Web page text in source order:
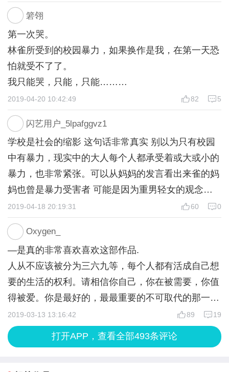
当然，我并不是没有想过反抗，给他们添堵。结果就
是操场的足球赛，我坐在草坪上，结果最后被硬挨了
一记足球，渍渍渍，那力道，这里就不说明了。
然后经常和他们反着来，一下课就去老师的办公室避
难（苦笑一下），老师也看不下去，说了好几次。当
然，不止老师看不下去，也有同学看不下去。厉害的
是当年有一位同学还把我给写在周记本（我们一周要
写一篇周记），说实话干的漂亮，貌似最后全班人都
喊着要搜查周记本，最后应该是搜不到了，所以也就
不了了之了。
相对于校园暴力，说真的我觉得还好，校园暴力+校
园冷暴力才是让人真正难受的，没有一个人可以帮
因可能这里也有一份（我有这个习惯）。可能是我习
惯了孤独吧（笑），自我移动自由的过。
可能以后在别人遇到困难的时候，我不一定会出来帮
助，会选择明哲保身，因为我们懂了太多，也受了太
多伤，更会选择保护自己。但是我想趁现在我还没收
太多伤，懂得还是太少的情况下，想在这里说一句，
尽量保护好每一个受到校园暴力的同学，保持好自己
的本心。这个世界，懂得了太多，也就失去了太多。
以上皆是我个人的观点，愿世间不再有校园暴力。
受到不公时，请坦然的微笑吧，自信大度的你真的很
美。真的，青春痘，雀斑，黑黄的肤色，不太精致的
普通五官，这些都没什么，它们只能决定你的皮囊，
却阻挡不了你美而强大的内心。相反，那些自以为颜
值很高，却对你们施以暴行的人，他们凶神恶煞、以
强欺弱、以多欺少的样子，丑极了。当你正处在人生
的“低谷”，你不该逃避，更不该心怀侥幸的想着马上
就过去了，时间是会过去，可是那段屈辱的经历不会
啊！或许，有一天你们分班了，你还是会成为别人茶
余饭后的谈资，依旧被嘲笑。还不如，勇敢的面对，
改变现状。欺软怕硬是人的惯性，你以为你待人温和
别人，在别人看来那就是软弱。当然，你选择强大并
不代表你要抛弃你的善良，被人误会不要紧，重要的
是别坐实那个误会。
无论这个世界对你怎样，请你一如既往地努力、勇
敢、充满希望。毕竟，那个陪我们到最后的，永远是
那个了不起的自己啊！
你正在做一件非常了不起的事，所以你要堂堂正正、
大摇大摆的走。人生苦短就不活下去了吗？不可能
箬翎
第一次哭。
林雀所受到的校园暴力，如果换作是我，在第一天恐
怕就受不了了。
我只能哭，只能，只能……
对林雀的同情，让我不禁展望现在的校园。
九年义务教育，又如何？
只是让学生的大脑丰富罢了，
能用来伪装自己的，不是知识，而是一个人的强大。
强大不局限于知识。
张鹤玲，你肯定也是从乡下过来的呀。
校园冷暴力貌似比被打让人受到的伤害
更大吧。
只玩到第七天，不被家人理解的痛，谁又会知道？
表面若无其事泰然自若，
其实内心，已经崩溃了吧。
周围没有一个朋友，也许比虚情假意的朋友更好。
何况林雀不是没有真心的朋友，而是在虚拟世界里，
有一个愿意听她倾诉的朋友。
自古以来，阶级制就被分的十分明显。
富人有资本炫耀，
5
82
2019-04-20 10:42:49
闪艺用户_5lpafggvz1
学校是社会的缩影 这句话非常真实 别以为只有校园
中有暴力，现实中的大人每个人都承受着或大或小的
暴力，也非常紧张。可以从妈妈的发言看出来雀的妈
妈也曾是暴力受害者 可能是因为重男轻女的观念或
者自己文化水平低（家里故意不给钱、没钱）而受村
里人的冷暴力、恶意欺凌，之后妈妈把希望寄托给了
雀，结果是个女孩，她就认为自己那么惨都挺过来
了，在面对雀时认为这肯定是她自己的问题，也有是
泄愤的情绪在里面的，但更多的是对不成器的恨，费
尽周折让雀到城里上学却没想到雀的反应会这样。她
的固定观念是城里人比村里人要友好的多，这只是她
的观念，而不是她的经历。向往城市生活但到了城市
才发现套路太深的人也不是少数，一个年轻人即便再
苦再累，在病床上躺着在和父母通话时也会说“我很
0
60
2019-04-18 20:19:31
Oxygen_
—是真的非常喜欢喜欢这部作品.
人从不应该被分为三六九等，每个人都有活成自己想
要的生活的权利。请相信你自己，你在被需要，你值
得被爱。你是最好的，最最重要的不可取代的那一
个。所有人都没有权利对他人指指点点，你，凭什么
来影响别人的人生?
“正义只是迟到，它从不会缺席。”
19
89
2019-03-13 13:16:42
打开APP，查看全部493条评论